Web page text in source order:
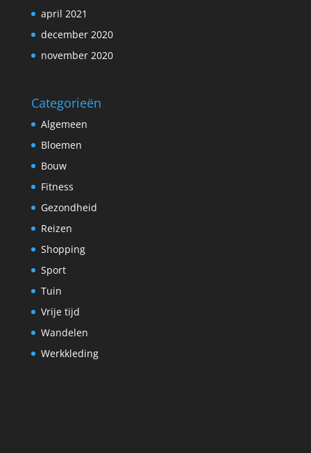
april 2021
december 2020
november 2020
Categorieën
Algemeen
Bloemen
Bouw
Fitness
Gezondheid
Reizen
Shopping
Sport
Tuin
Vrije tijd
Wandelen
Werkkleding